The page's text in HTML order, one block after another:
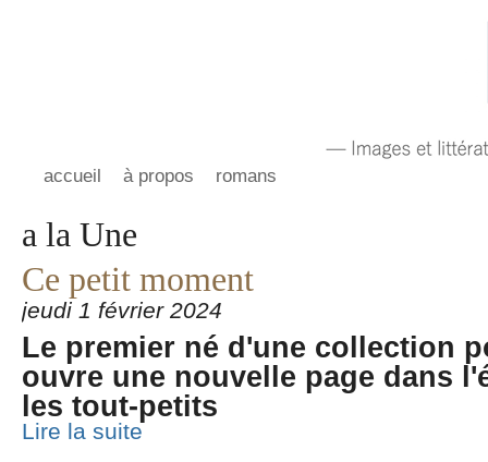
accueil à propos romans
a la Une
Ce petit moment
jeudi 1 février 2024
Le premier né d'une collection
ouvre une nouvelle page dans
les tout-petits
Lire la suite